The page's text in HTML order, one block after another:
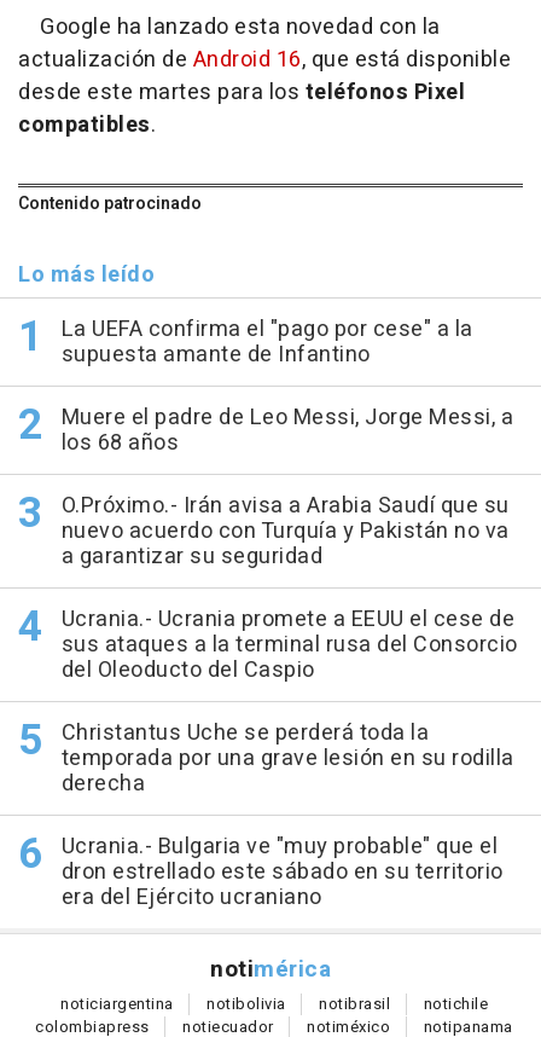
Google ha lanzado esta novedad con la
actualización de Android 16, que está disponible
desde este martes para los teléfonos Pixel
compatibles.
Contenido patrocinado
Lo más leído
La UEFA confirma el "pago por cese" a la
supuesta amante de Infantino
Muere el padre de Leo Messi, Jorge Messi, a
los 68 años
O.Próximo.- Irán avisa a Arabia Saudí que su
nuevo acuerdo con Turquía y Pakistán no va
a garantizar su seguridad
Ucrania.- Ucrania promete a EEUU el cese de
sus ataques a la terminal rusa del Consorcio
del Oleoducto del Caspio
Christantus Uche se perderá toda la
temporada por una grave lesión en su rodilla
derecha
Ucrania.- Bulgaria ve "muy probable" que el
dron estrellado este sábado en su territorio
era del Ejército ucraniano
notimérica
noticiargentina notibolivia notibrasil notichile
colombiapress notiecuador notiméxico notipanama